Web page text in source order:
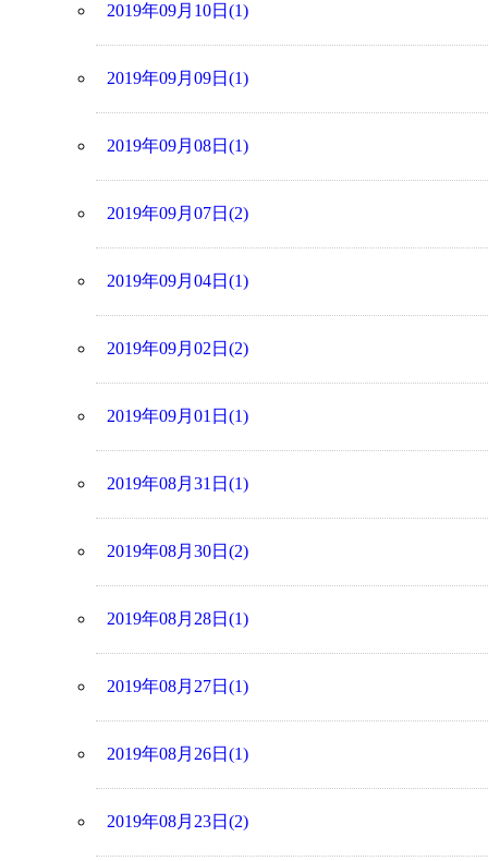
2019年09月10日(1)
2019年09月09日(1)
2019年09月08日(1)
2019年09月07日(2)
2019年09月04日(1)
2019年09月02日(2)
2019年09月01日(1)
2019年08月31日(1)
2019年08月30日(2)
2019年08月28日(1)
2019年08月27日(1)
2019年08月26日(1)
2019年08月23日(2)